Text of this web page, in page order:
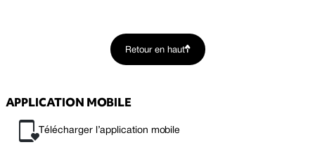
Retour en haut
APPLICATION MOBILE
Télécharger l’application mobile